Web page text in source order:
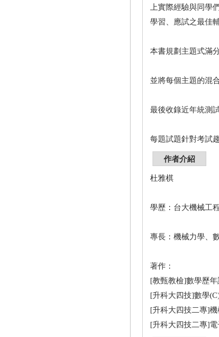
上實際經驗與同學
學習、應試之最佳
本書規劃主題式滿
並將每個主題的混
最後收錄近年統測
每題試題針對考試
作者介紹
杜雅棋
學歷：台大機械工
專長：機械力學、
著作：
[教甄教檢]數學歷
[升科大四技]數學
[升科大四技二專]
[升科大四技二專]